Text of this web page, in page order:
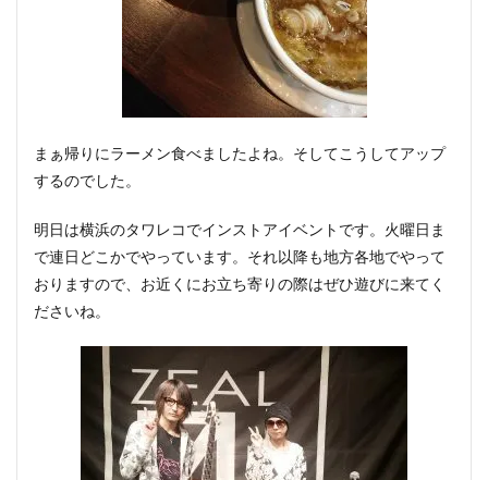
まぁ帰りにラーメン食べましたよね。そしてこうしてアップ
するのでした。
明日は横浜のタワレコでインストアイベントです。火曜日ま
で連日どこかでやっています。それ以降も地方各地でやって
おりますので、お近くにお立ち寄りの際はぜひ遊びに来てく
ださいね。